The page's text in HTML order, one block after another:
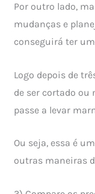
Por outro lado,
mudanças e
conseguirá ter
Logo depois de
de ser cortado ou
passe a levar
Ou seja, essa é
outras maneiras